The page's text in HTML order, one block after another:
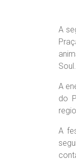
A
Soul.
A
do
A